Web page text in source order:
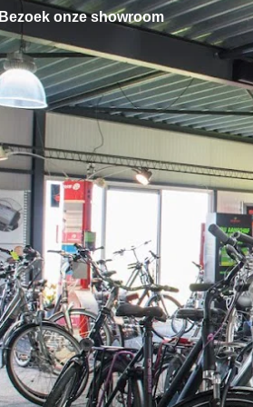
Bezoek onze showroom